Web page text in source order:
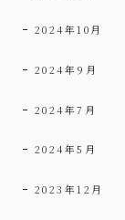
2024年10月
2024年9月
2024年7月
2024年5月
2023年12月